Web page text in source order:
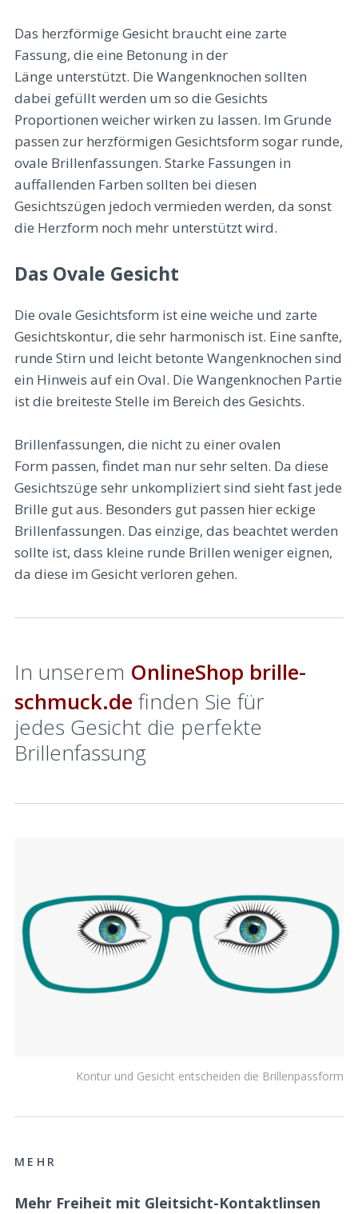
Das herzförmige Gesicht braucht eine zarte
Fassung, die eine Betonung in der
Länge unterstützt. Die Wangenknochen sollten
dabei gefüllt werden um so die Gesichts
Proportionen weicher wirken zu lassen. Im Grunde
passen zur herzförmigen Gesichtsform sogar runde,
ovale Brillenfassungen. Starke Fassungen in
auffallenden Farben sollten bei diesen
Gesichtszügen jedoch vermieden werden, da sonst
die Herzform noch mehr unterstützt wird.
Das Ovale Gesicht
Die ovale Gesichtsform ist eine weiche und zarte
Gesichtskontur, die sehr harmonisch ist. Eine sanfte,
runde Stirn und leicht betonte Wangenknochen sind
ein Hinweis auf ein Oval. Die Wangenknochen Partie
ist die breiteste Stelle im Bereich des Gesichts.
Brillenfassungen, die nicht zu einer ovalen
Form passen, findet man nur sehr selten. Da diese
Gesichtszüge sehr unkompliziert sind sieht fast jede
Brille gut aus. Besonders gut passen hier eckige
Brillenfassungen. Das einzige, das beachtet werden
sollte ist, dass kleine runde Brillen weniger eignen,
da diese im Gesicht verloren gehen.
In unserem OnlineShop brille-
schmuck.de finden Sie für
jedes Gesicht die perfekte
Brillenfassung
Kontur und Gesicht entscheiden die Brillenpassform
MEHR
Mehr Freiheit mit Gleitsicht-Kontaktlinsen